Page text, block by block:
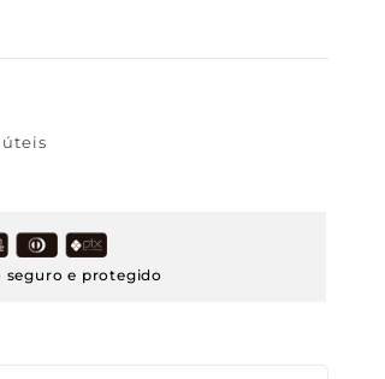
úteis
seguro e protegido